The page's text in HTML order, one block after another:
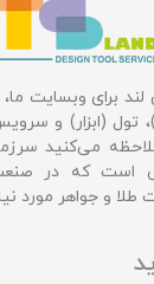
برای وبسایت ما،
تول (ابزار) و
می‌کنید
است که در
و جواهر مورد